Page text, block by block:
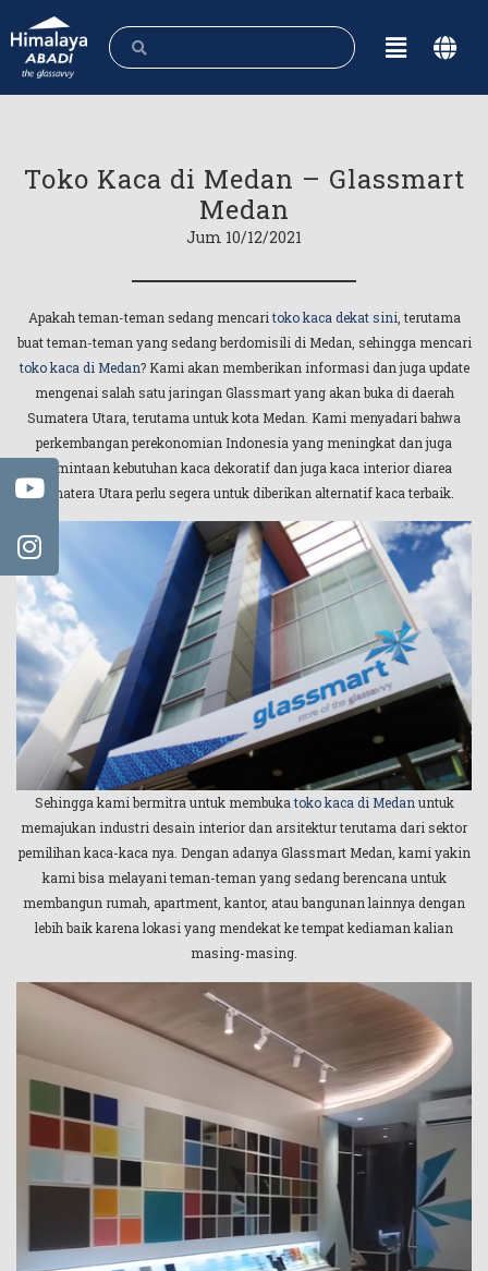
Toko Kaca di Medan – Glassmart
Medan
Jum 10/12/2021
Apakah teman-teman sedang mencaritoko kaca dekat sini , terutama
buat teman-teman yang sedang berdomisili di Medan, sehingga mencari
toko kaca di Medan? Kami akan memberikan informasi dan juga update
mengenai salah satu jaringan Glassmart yang akan buka di daerah
Sumatera Utara, terutama untuk kota Medan. Kami menyadari bahwa
perkembangan perekonomian Indonesia yang meningkat dan juga
permintaan kebutuhan kaca dekoratif dan juga kaca interior diarea
Sumatera Utara perlu segera untuk diberikan alternatif kaca terbaik.
Sehingga kami bermitra untuk membukatoko kaca di Medanuntuk
memajukan industri desain interior dan arsitektur terutama dari sektor
pemilihan kaca-kaca nya. Dengan adanya Glassmart Medan, kami yakin
kami bisa melayani teman-teman yang sedang berencana untuk
membangun rumah, apartment, kantor, atau bangunan lainnya dengan
lebih baik karena lokasi yang mendekat ke tempat kediaman kalian
masing-masing.